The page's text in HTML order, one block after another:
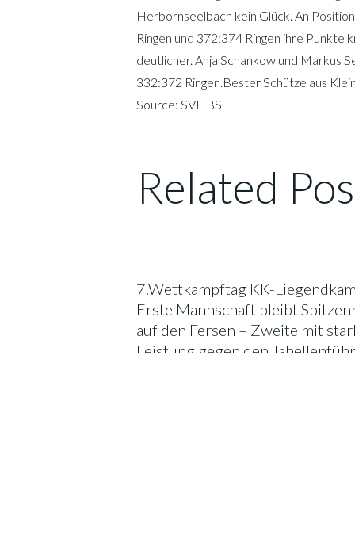
Herbornseelbach kein Glück. An
Ringen und 372:374 Ringen ihre Punkte
deutlicher. Anja Schankow und Markus
332:372 Ringen.Bester Schütze aus
Source: SVHBS
Related
7.Wettkampftag KK-
Erste Mannschaft bleibt
auf den Fersen – Zweite mit
Leistung gegen den